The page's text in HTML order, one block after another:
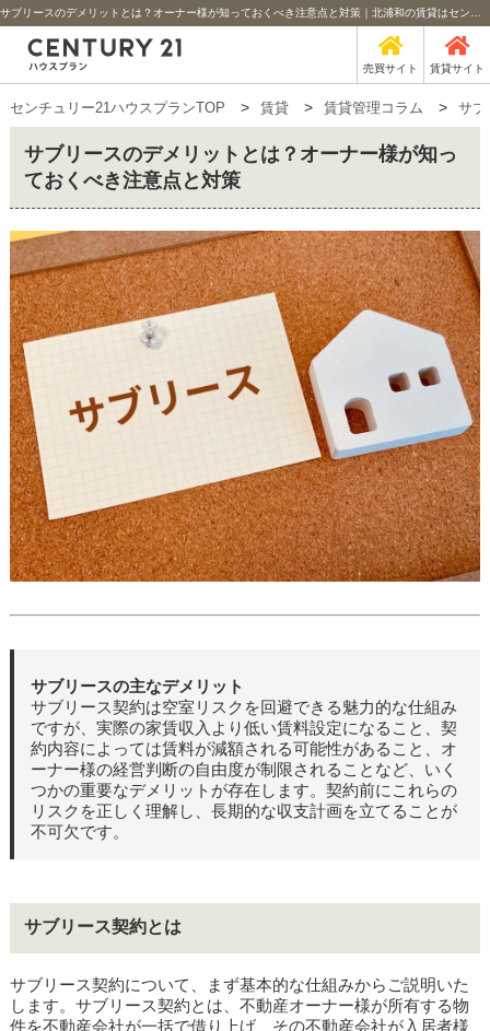
売買サイト 賃貸サイト
センチュリー21ハウスプランTOP 賃貸 賃貸管理コラム サブ
サブリースのデメリットとは？オーナー様が知っ
ておくべき注意点と対策
サブリースの主なデメリット
サブリース契約は空室リスクを回避できる魅力的な仕組み
ですが、実際の家賃収入より低い賃料設定になること、契
約内容によっては賃料が減額される可能性があること、オ
ーナー様の経営判断の自由度が制限されることなど、いく
つかの重要なデメリットが存在します。契約前にこれらの
リスクを正しく理解し、長期的な収支計画を立てることが
不可欠です。
サブリース契約とは
サブリース契約について、まず基本的な仕組みからご説明いた
します。サブリース契約とは、不動産オーナー様が所有する物
件を不動産会社が一括で借り上げ、その不動産会社が入居者様